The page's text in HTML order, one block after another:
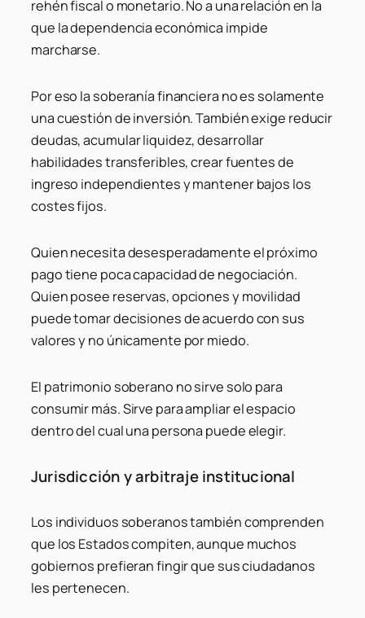
rehén fiscal o monetario. No a una relación en la
que la dependencia económica impide
marcharse.
Por eso la soberanía financiera no es solamente
una cuestión de inversión. También exige reducir
deudas, acumular liquidez, desarrollar
habilidades transferibles, crear fuentes de
ingreso independientes y mantener bajos los
costes fijos.
Quien necesita desesperadamente el próximo
pago tiene poca capacidad de negociación.
Quien posee reservas, opciones y movilidad
puede tomar decisiones de acuerdo con sus
valores y no únicamente por miedo.
El patrimonio soberano no sirve solo para
consumir más. Sirve para ampliar el espacio
dentro del cual una persona puede elegir.
Jurisdicción y arbitraje institucional
Los individuos soberanos también comprenden
que los Estados compiten, aunque muchos
gobiernos prefieran fingir que sus ciudadanos
les pertenecen.